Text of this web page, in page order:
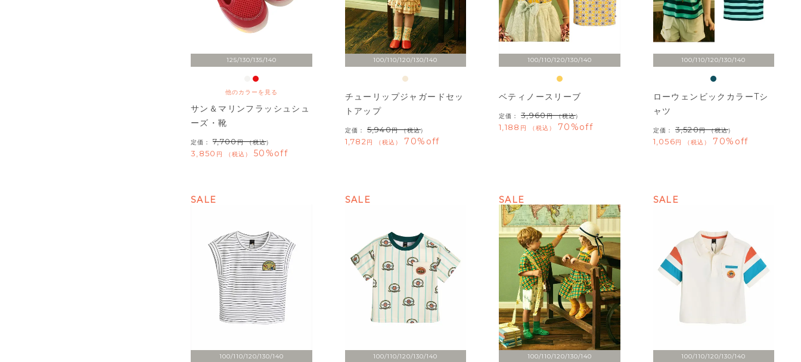
125/130/135/140
他のカラーを見る
サン＆マリンフラッシュシュ
ーズ・靴
定価： 7,700 （税込）
3,850 税込 50%off
100/110/120/130/140
チューリップジャガードセッ
トアップ
定価： 5,940 （税込）
1,782 税込 70%off
100/110/120/130/140
ベティノースリーブ
定価： 3,960 （税込）
1,188 税込 70%off
100/110/120/130/140
ローウェンビックカラーTシ
ャツ
定価： 3,520 （税込）
1,056 税込 70%off
100/110/120/130/140
SALE
100/110/120/130/140
SALE
100/110/120/130/140
SALE
100/110/120/130/140
SALE